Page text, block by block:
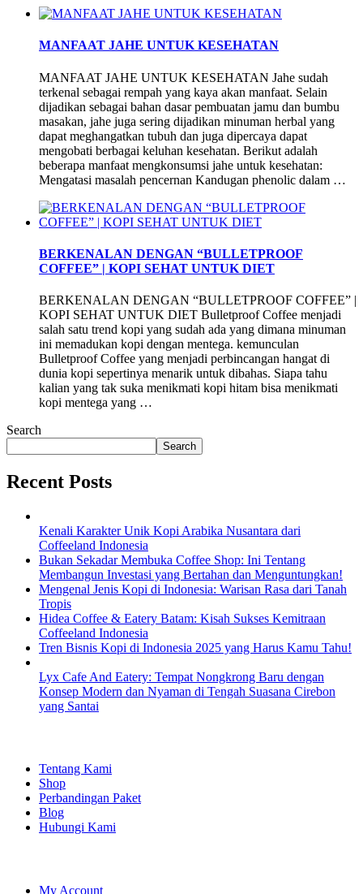
MANFAAT JAHE UNTUK KESEHATAN
MANFAAT JAHE UNTUK KESEHATAN Jahe sudah
terkenal sebagai rempah yang kaya akan manfaat. Selain
dijadikan sebagai bahan dasar pembuatan jamu dan bumbu
masakan, jahe juga sering dijadikan minuman herbal yang
dapat meghangatkan tubuh dan juga dipercaya dapat
mengobati berbagai keluhan kesehatan. Berikut adalah
beberapa manfaat mengkonsumsi jahe untuk kesehatan:
Mengatasi masalah pencernan Kandugan phenolic dalam …
BERKENALAN DENGAN “BULLETPROOF
COFFEE” | KOPI SEHAT UNTUK DIET
BERKENALAN DENGAN “BULLETPROOF COFFEE” |
KOPI SEHAT UNTUK DIET Bulletproof Coffee menjadi
salah satu trend kopi yang sudah ada yang dimana minuman
ini memadukan kopi dengan mentega. kemunculan
Bulletproof Coffee yang menjadi perbincangan hangat di
dunia kopi sepertinya menarik untuk dibahas. Siapa tahu
kalian yang tak suka menikmati kopi hitam bisa menikmati
kopi mentega yang …
Search
Search
Recent Posts
Kenali Karakter Unik Kopi Arabika Nusantara dari
Coffeeland Indonesia
Bukan Sekadar Membuka Coffee Shop: Ini Tentang
Membangun Investasi yang Bertahan dan Menguntungkan!
Mengenal Jenis Kopi di Indonesia: Warisan Rasa dari Tanah
Tropis
Hidea Coffee & Eatery Batam: Kisah Sukses Kemitraan
Coffeeland Indonesia
Tren Bisnis Kopi di Indonesia 2025 yang Harus Kamu Tahu!
Lyx Cafe And Eatery: Tempat Nongkrong Baru dengan
Konsep Modern dan Nyaman di Tengah Suasana Cirebon
yang Santai
Tentang Kami
Shop
Perbandingan Paket
Blog
Hubungi Kami
My Account